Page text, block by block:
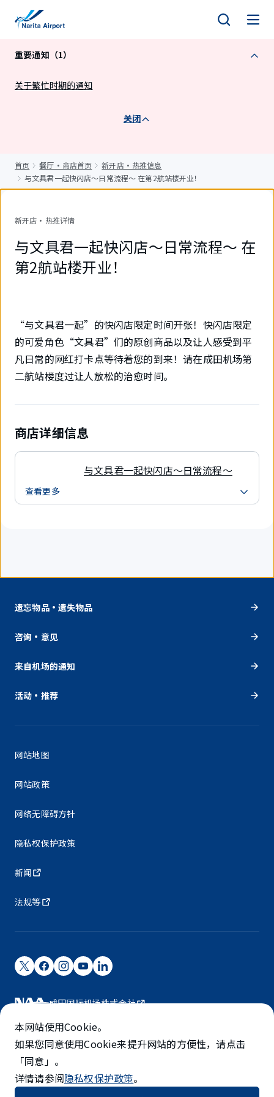
重要通知（1）
关于繁忙时期的通知
关闭
首页 餐厅・商店首页
新开店・热推信息
与文具君一起快闪店～日常流程～ 在第2航站楼开业！
新开店・热推详情
与文具君一起快闪店～日常流程～ 在
第2航站楼开业！
“与文具君一起”的快闪店限定时间开张！快闪店限定
的可爱角色“文具君”们的原创商品以及让人感受到平
凡日常的网红打卡点等待着您的到来！请在成田机场第
二航站楼度过让人放松的治愈时间。
商店详细信息
与文具君一起快闪店～日常流程～
查看更多
遗忘物品・遗失物品
咨询・意见
来自机场的通知
活动・推荐
网站地图
网站政策
网络无障碍方针
隐私权保护政策
新闻
法规等
成田国际机场株式会社
成田国际机场由NAA运营。
©NARITA INTERNATIONAL AIRPORT CORPORATION
SKYTRAX
5-STAR AIRPORT
本网站使用Cookie。
如果您同意使用Cookie来提升网站的方便性，请点击
「同意」。
详情请参阅隐私权保护政策。